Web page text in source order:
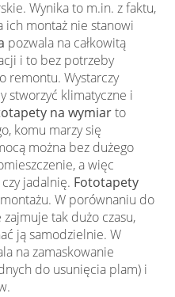
Wynika to m.in. z faktu,
ich montaż nie stanowi
pozwala na całkowitą
i to bez potrzeby
remontu. Wystarczy
stworzyć klimatyczne i
na wymiarto
komu marzy się
można bez dużego
a więc
jadalnię. Fototapety
W porównaniu do
tak dużo czasu,
ją samodzielnie. W
na zamaskowanie
do usunięcia plam) i